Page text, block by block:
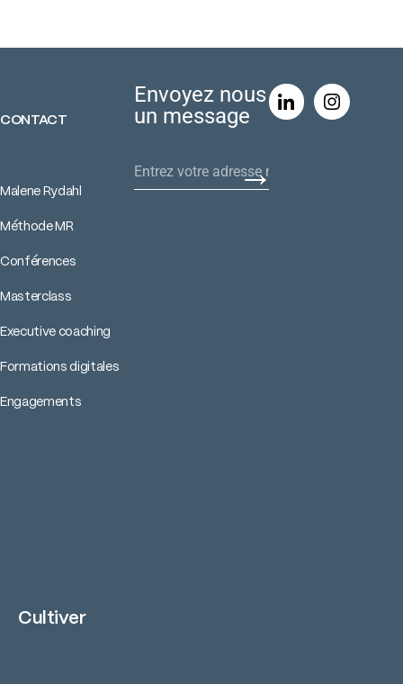
CONTACT
Malene Rydahl
Méthode MR
Conférences
Masterclass
Executive coaching
Formations digitales
Engagements
Envoyez nous
un message
→
Cultiver